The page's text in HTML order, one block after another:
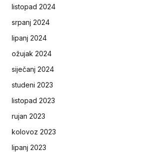
listopad 2024
srpanj 2024
lipanj 2024
ožujak 2024
siječanj 2024
studeni 2023
listopad 2023
rujan 2023
kolovoz 2023
lipanj 2023